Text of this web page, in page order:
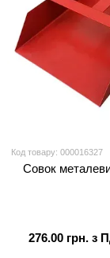
Код товару: 000016327
Совок
276.00 грн. з